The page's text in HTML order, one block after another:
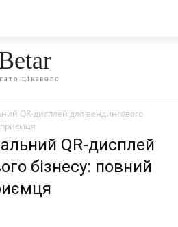
цікавого
QR-дисплей для вендингового
QR-дисплей
бізнесу: повний